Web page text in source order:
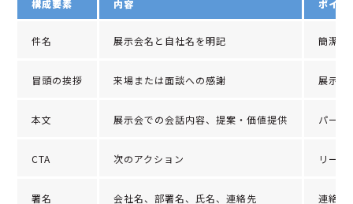
構成要素 内容 ポイン
件名 展示会名と自社名を明記 簡潔で
冒頭の挨拶 来場または面談への感謝 展示会
本文 展示会での会話内容、提案・価値提供 パーソ
CTA 次のアクション リー
署名 会社名、部署名、氏名、連絡先 連絡し